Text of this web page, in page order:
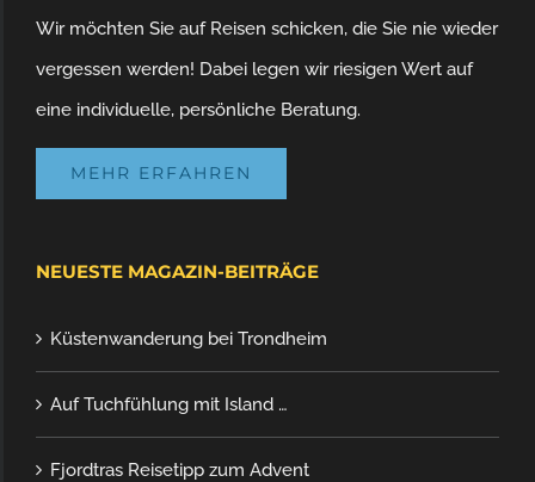
Wir möchten Sie auf Reisen schicken, die Sie nie wieder
vergessen werden! Dabei legen wir riesigen Wert auf
eine individuelle, persönliche Beratung.
MEHR ERFAHREN
NEUESTE MAGAZIN-BEITRÄGE
Küstenwanderung bei Trondheim
Auf Tuchfühlung mit Island …
Fjordtras Reisetipp zum Advent